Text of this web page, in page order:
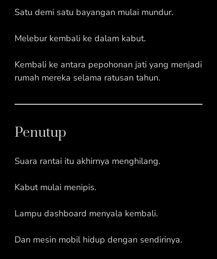
Satu demi satu bayangan mulai mundur.
Melebur kembali ke dalam kabut.
Kembali ke antara pepohonan jati yang menjadi
rumah mereka selama ratusan tahun.
Penutup
Suara rantai itu akhirnya menghilang.
Kabut mulai menipis.
Lampu dashboard menyala kembali.
Dan mesin mobil hidup dengan sendirinya.